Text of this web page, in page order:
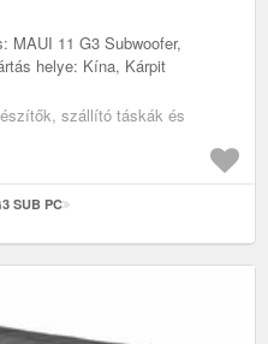
MAUI 11 G3 Subwoofer,
helye: Kína, Kárpit
szállító táskák és
SUB PC